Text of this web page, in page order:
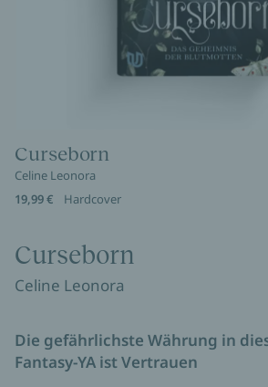
Curseborn
Celine Leonora
19,99 €
Hardcover
Curseborn
Celine Leonora
Die gefährlichste Währung in
Fantasy-YA ist Vertrauen